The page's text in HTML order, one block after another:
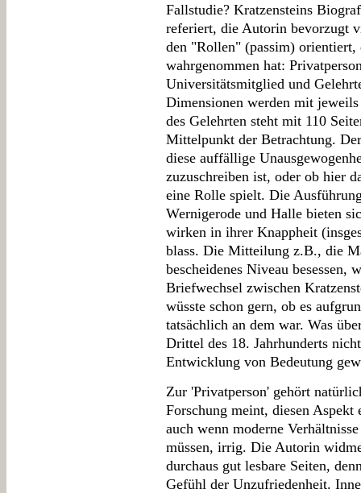
Fallstudie? Kratzensteins
referiert, die Autorin bevorzugt
den "Rollen" (passim)
wahrgenommen hat:
Universitätsmitglied und
Dimensionen werden mit
des Gelehrten steht mit 110
Mittelpunkt der Betrachtung.
diese auffällige
zuzuschreiben ist, oder ob hier
eine Rolle spielt. Die
Wernigerode und Halle bieten
wirken in ihrer Knappheit
blass. Die Mitteilung z.B., die
bescheidenes Niveau besessen,
Briefwechsel zwischen
wüsste schon gern, ob es
tatsächlich an dem war. Was
Drittel des 18. Jahrhunderts
Entwicklung von Bedeutung
Zur 'Privatperson' gehört
Forschung meint, diesen
auch wenn moderne
müssen, irrig. Die Autorin
durchaus gut lesbare Seiten,
Gefühl der Unzufriedenheit.